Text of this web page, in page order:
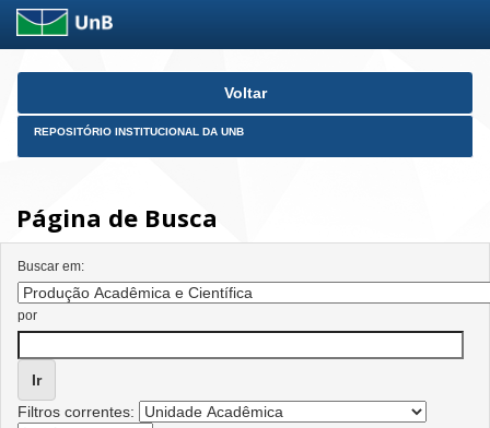
Skip
Voltar
REPOSITÓRIO INSTITUCIONAL DA UNB
Página de Busca
Buscar em:
por
Filtros correntes: